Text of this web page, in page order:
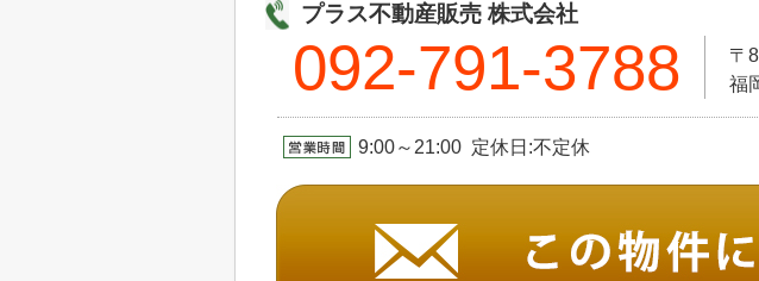
プラス不動産販売 株式会社
092-791-3788
〒
福
9:00～21:00 定休日:不定休